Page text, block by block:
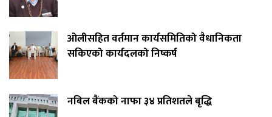
ओलीसहित वर्तमान कार्यसमितिको वैधानिकता
सकिएको कार्यदलको निष्कर्ष
नबिल बैंकको नाफा ३४ प्रतिशतले बृद्धि